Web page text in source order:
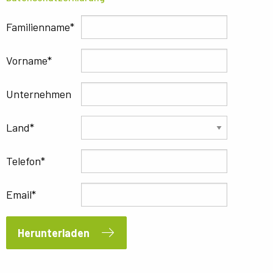
Familienname
Vorname
Unternehmen
Land
Telefon
Email
Herunterladen